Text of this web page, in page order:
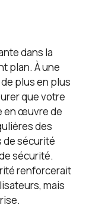
dans la
plan. À une
plus en plus
que votre
en œuvre de
des
de sécurité
sécurité.
renforcerait
mais